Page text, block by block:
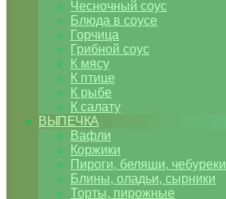
Чесночный соус
Блюда в соусе
Горчица
Грибной соус
К мясу
К птице
К рыбе
К салату
ВЫПЕЧКА
Вафли
Коржики
Пироги, беляши, чебуреки
Блины, оладьи, сырники
Торты, пирожные